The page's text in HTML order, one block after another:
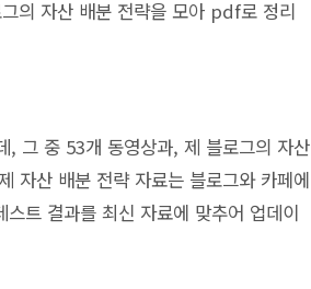
의 자산 배분 전략을 모아 pdf로 정리
, 그 중 53개 동영상과, 제 블로그의 자산
자산 배분 전략 자료는 블로그와 카페에
트 결과를 최신 자료에 맞추어 업데이